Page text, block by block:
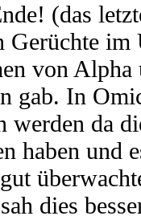
(das
Gerüchte
von
gab. In
werden da
haben und
dies